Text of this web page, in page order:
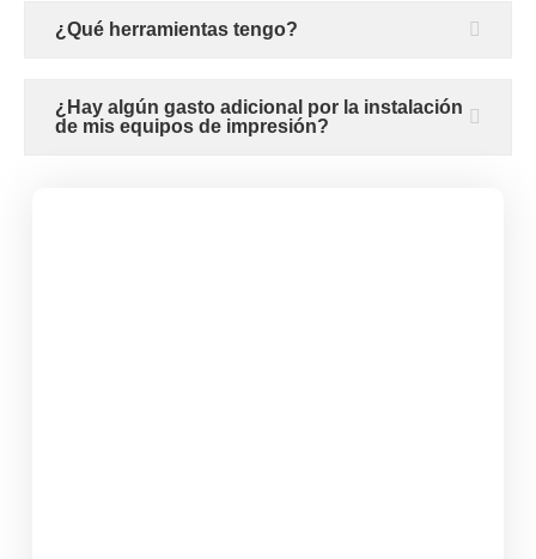
¿Qué herramientas tengo?
¿Hay algún gasto adicional por la instalación
de mis equipos de impresión?